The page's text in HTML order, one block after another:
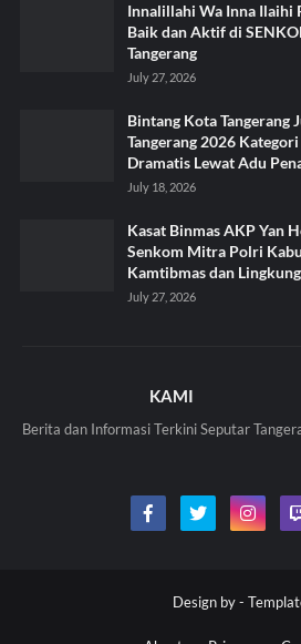
Innalillahi Wa Inna Ilaihi
Baik dan Aktif di
Tangerang
July 27, 2026
Bintang Kota Tangerang
Tangerang 2026
Dramatis Lewat Adu
July 18, 2026
Kasat Binmas AKP Yan
Senkom Mitra Polri
Kamtibmas dan
July 27, 2026
KAMI
Berita dan Informasi Terkini Seputar
Design by -